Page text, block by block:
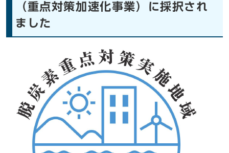
（重点対策加速化事業）に採択され
ました